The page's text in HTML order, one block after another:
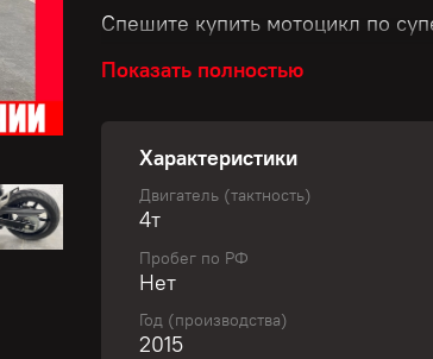
Спешите купить мотоцикл по
Скидки до 50 000 рублей!
Размер скидки зависит от
✅ Узнай свою уникальную
Показать полностью
Характеристики
Двигатель (тактность)
4т
Пробег по РФ
Нет
Год (производства)
2015